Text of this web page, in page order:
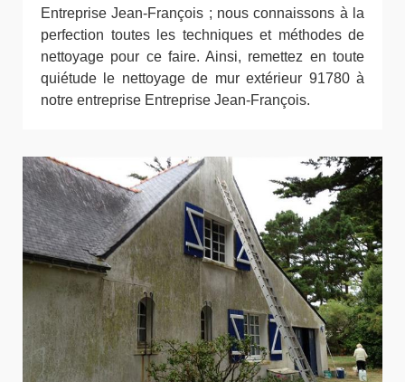
Entreprise Jean-François ; nous connaissons à la
perfection toutes les techniques et méthodes de
nettoyage pour ce faire. Ainsi, remettez en toute
quiétude le nettoyage de mur extérieur 91780 à
notre entreprise Entreprise Jean-François.